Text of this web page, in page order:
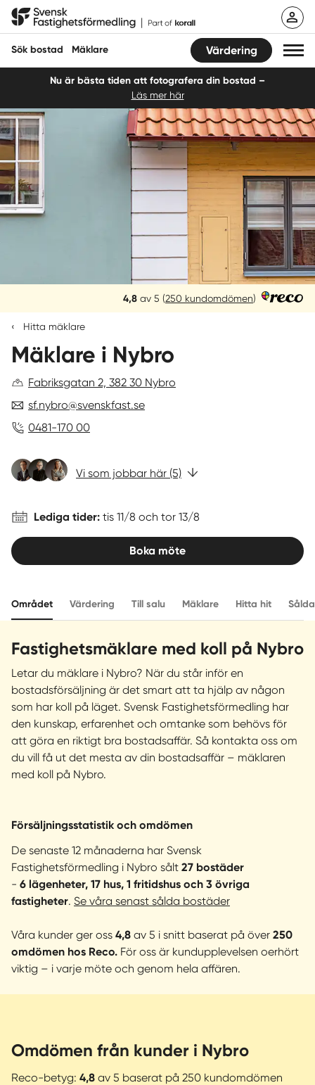
Hoppa
Svensk Fastighetsförmedling
Sök bostad Mäklare Värdering
Hitta mäklare
Sälja
Köpa
Sverige|Spanien
Nu är bästa tiden att fotografera din bostad –
Läs mer här
Reco
betyg:
av
5
(250
kundomdömen)
4,8 av 5 (250 kundomdömen)
‹ Hitta mäklare
Mäklare i Nybro
Fabriksgatan 2, 382 30 Nybro
sf.nybro@svenskfast.se
0481-170 00
Vi som jobbar här (5)
Lediga tider: tis 11/8 och tor 13/8
Boka möte
Området Värdering Till salu Mäklare Hitta hit Sålda
Fastighetsmäklare med koll på Nybro
Letar du mäklare i Nybro? När du står inför en
bostadsförsäljning är det smart att ta hjälp av någon
som har koll på läget. Svensk Fastighetsförmedling har
den kunskap, erfarenhet och omtanke som behövs för
att göra en riktigt bra bostadsaffär. Så kontakta oss om
du vill få ut det mesta av din bostadsaffär – mäklaren
med koll på Nybro.
Försäljningsstatistik och omdömen
De senaste 12 månaderna har Svensk
Fastighetsförmedling i Nybro sålt 27 bostäder
- 6 lägenheter, 17 hus, 1 fritidshus och 3 övriga
fastigheter. Se våra senast sålda bostäder
Våra kunder ger oss 4,8 av 5 i snitt baserat på över 250
omdömen hos Reco. För oss är kundupplevelsen oerhört
viktig – i varje möte och genom hela affären.
Omdömen från kunder i Nybro
Reco-betyg: 4,8 av 5 baserat på 250 kundomdömen